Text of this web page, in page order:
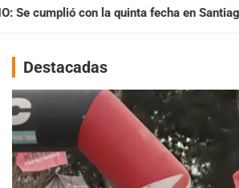
IAME SERIES ARGENTINA:
Destacadas